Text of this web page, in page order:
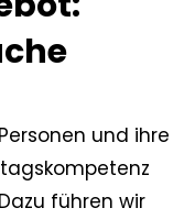
und ihre
führen wir